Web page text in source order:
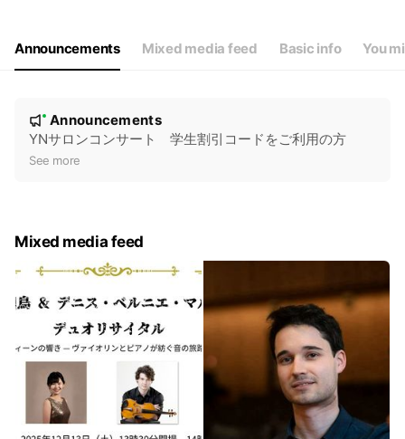
Announcements Mixed media feed Basic info You
e
New
Announcements
YNサロンコンサート 学生割引コードをご利用の方
See more
Mixed media feed